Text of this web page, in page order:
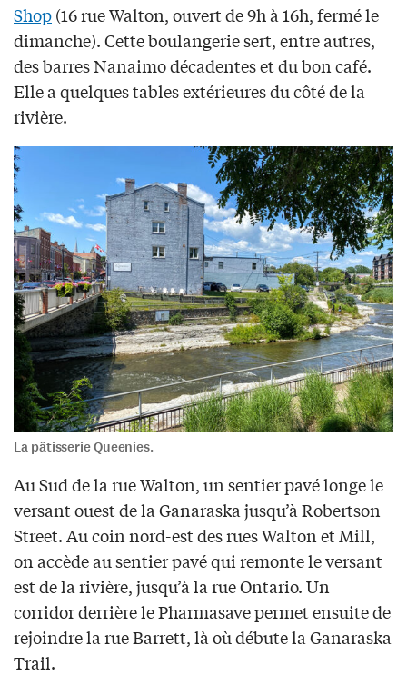
Shop(16 rue Walton, ouvert de 9h à 16h, fermé le
dimanche). Cette boulangerie sert, entre autres,
des barres Nanaimo décadentes et du bon café.
Elle a quelques tables extérieures du côté de la
rivière.
La pâtisserie Queenies.
Au Sud de la rue Walton, un sentier pavé longe le
versant ouest de la Ganaraska jusqu’à Robertson
Street. Au coin nord-est des rues Walton et Mill,
on accède au sentier pavé qui remonte le versant
est de la rivière, jusqu’à la rue Ontario. Un
corridor derrière le Pharmasave permet ensuite de
rejoindre la rue Barrett, là où débute la Ganaraska
Trail.